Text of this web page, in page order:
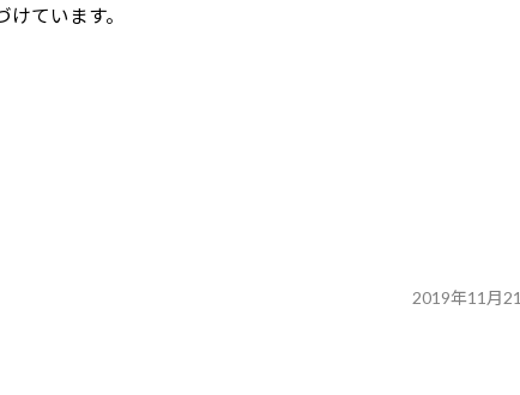
ています。
2019年11月